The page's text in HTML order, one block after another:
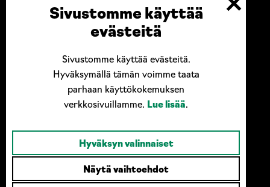
Sivustomme käyttää
evästeitä
Sivustomme käyttää evästeitä.
Hyväksymällä tämän voimme taata
parhaan käyttökokemuksen
verkkosivuillamme. Lue lisää.
Hyväksyn valinnaiset
Näytä vaihtoehdot